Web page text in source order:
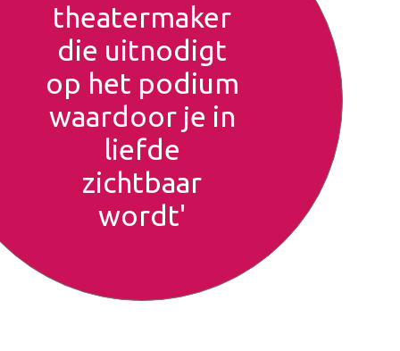
theatermaker
die uitnodigt
op het podium
waardoor je in
liefde
zichtbaar
wordt'